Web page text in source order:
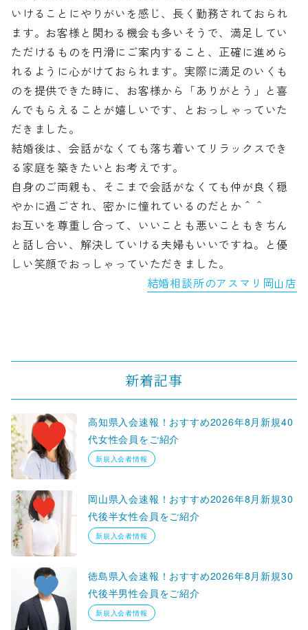
いけることにやりがいを感じ、長く勤務されておられ
ます。お客様と関わる機会も多いそうで、満足してい
ただけるものを円滑にご案内すること、正確に進めら
れるように心がけておられます。実際に満足のいくも
のを提供できた時に、お客様から「ありがとう」と喜
んでもらえることが嬉しいです、とおっしゃっていた
だきました。
結婚後は、会話がなくても落ち着いてリラックスでき
る家庭を築きたいとお考えです。
自身のご両親も、そこまで会話がなくても仲が良く穏
やかに過ごされ、密かに憧れているのだとか＾＾
お互いを尊重し合って、いいことも悪いこともきちん
と話し合い、解決していける夫婦もいいですね。と優
しい笑顔でおっしゃっていただきました。
結婚相談所のアスマリ岡山店
新着記事
高知県入会速報！おすすめ2026年8月新規40
代女性会員をご紹介
新規入会者情報
岡山県入会速報！おすすめ2026年8月新規30
代後半女性会員をご紹介
新規入会者情報
徳島県入会速報！おすすめ2026年8月新規30
代後半男性会員をご紹介
新規入会者情報